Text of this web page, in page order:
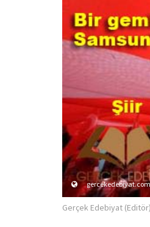
gercekedebiyat.com
Gerçek Edebiyat (Editör)